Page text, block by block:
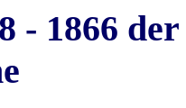
- 1866